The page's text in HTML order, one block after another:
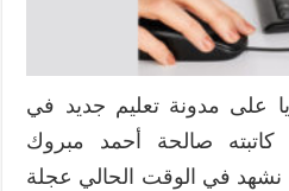
على مدونة تعليم جديد في
كاتبته صالحة أحمد مبروك
في الوقت الحالي عجلة